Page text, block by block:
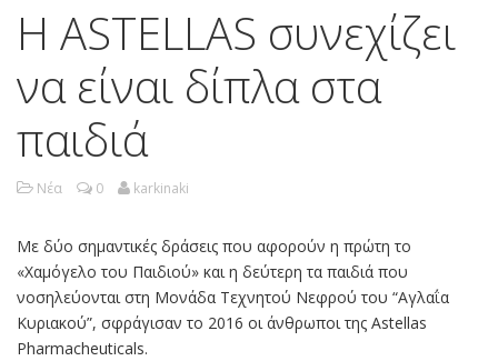
Η ASTELLAS συνεχίζει
να είναι δίπλα στα
παιδιά
Νέα 0 karkinaki
Με δύο σημαντικές δράσεις που αφορούν η πρώτη το
«Χαμόγελο του Παιδιού» και η δεύτερη τα παιδιά που
νοσηλεύονται στη Μονάδα Τεχνητού Νεφρού του “Αγλαΐα
Κυριακού”, σφράγισαν το 2016 οι άνθρωποι της Astellas
Pharmacheuticals.